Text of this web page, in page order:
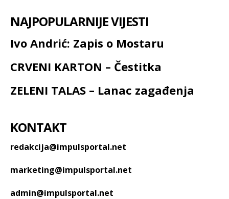
NAJPOPULARNIJE VIJESTI
Ivo Andrić: Zapis o Mostaru
CRVENI KARTON – Čestitka
ZELENI TALAS – Lanac zagađenja
KONTAKT
redakcija@impulsportal.net
marketing@impulsportal.net
admin@impulsportal.net